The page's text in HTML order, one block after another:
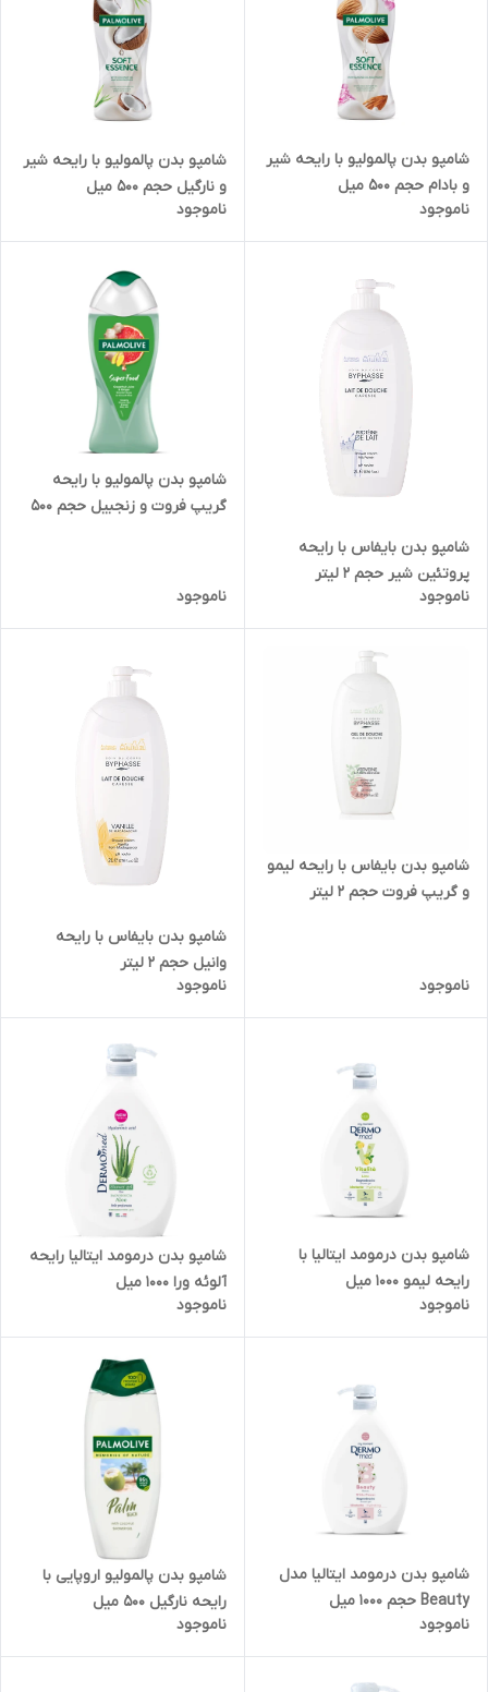
شامپو بدن پالمولیو با رایحه شیر
و بادام حجم 500 میل
ناموجود
شامپو بدن پالمولیو با رایحه شیر
و نارگیل حجم 500 میل
ناموجود
شامپو بدن بایفاس با رایحه
پروتئین شیر حجم 2 لیتر
ناموجود
شامپو بدن پالمولیو با رایحه
گریپ فروت و زنجبیل حجم 500
ناموجود
شامپو بدن بایفاس با رایحه لیمو
و گریپ فروت حجم 2 لیتر
ناموجود
شامپو بدن بایفاس با رایحه
وانیل حجم 2 لیتر
ناموجود
شامپو بدن درمومد ایتالیا با
رایحه لیمو 1000 میل
ناموجود
شامپو بدن درمومد ایتالیا رایحه
آلوئه ورا 1000 میل
ناموجود
شامپو بدن درمومد ایتالیا مدل
Beauty حجم 1000 میل
ناموجود
شامپو بدن پالمولیو اروپایی با
رایحه نارگیل 500 میل
ناموجود